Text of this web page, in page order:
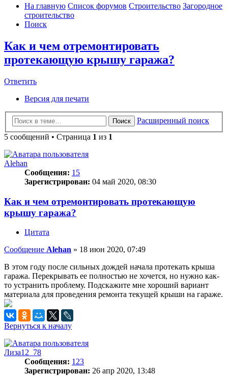
На главную Список форумов Строительство Загородное
строительство
Поиск
Как и чем отремонтировать
протекающую крышу гаража?
Ответить
Ответить
Версия для печати
Поиск
Расширенный поиск
5 сообщений • Страница 1 из 1
Alehan
Сообщения: 15
Зарегистрирован: 04 май 2020, 08:30
Как и чем отремонтировать протекающую
крышу гаража?
Цитата
Сообщение Alehan » 18 июн 2020, 07:49
В этом году после сильных дождей начала протекать крыша
гаража. Перекрывать ее полностью не хочется, но нужно как-
то устранить проблему. Подскажите мне хороший вариант
материала для проведения ремонта текущей крыши на гараже.
Вернуться к началу
Лиза12_78
Сообщения: 123
Зарегистрирован: 26 апр 2020, 13:48